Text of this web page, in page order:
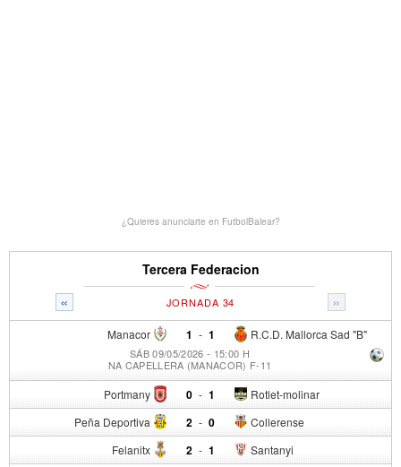
¿Quieres anunciarte en FutbolBalear?
Tercera Federacion
« »
JORNADA 34
Manacor 1 - R.C.D. Mallorca Sad "B"
1
SÁB 09/05/2026 - 15:00 H
NA CAPELLERA (MANACOR) F-11
Portmany 0 - Rotlet-molinar
1
Peña Deportiva 2 - Collerense
0
Felanitx 2 - Santanyi
1